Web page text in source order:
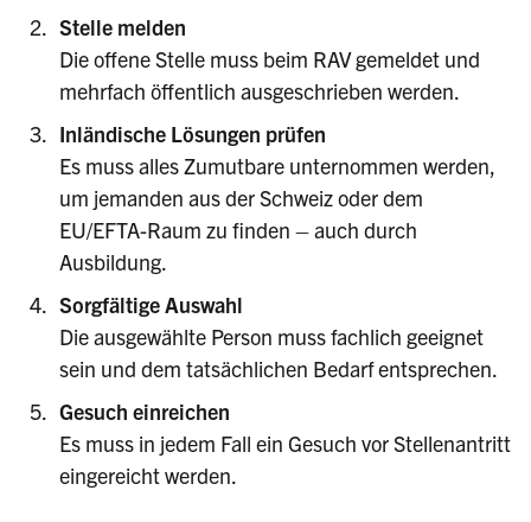
Stelle melden
Die offene Stelle muss beim RAV gemeldet und
mehrfach öffentlich ausgeschrieben werden.
Inländische Lösungen prüfen
Es muss alles Zumutbare unternommen werden,
um jemanden aus der Schweiz oder dem
EU/EFTA-Raum zu finden – auch durch
Ausbildung.
Sorgfältige Auswahl
Die ausgewählte Person muss fachlich geeignet
sein und dem tatsächlichen Bedarf entsprechen.
Gesuch einreichen
Es muss in jedem Fall ein Gesuch vor Stellenantritt
eingereicht werden.